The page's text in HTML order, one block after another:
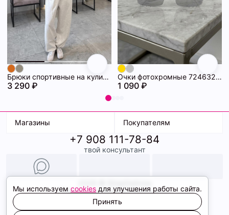
Брюки спортивные на кулиске 72463314\1225
3 290 ₽
Очки фотохромные 72463294\448
1 090 ₽
Магазины
ТК Терминал
ТРК Континент
Покупателям
Доставка
Условия оплаты
Образы
+7 908 111-78-84
твой консультант
Политика конфиденциальности
Соглашение cookie
Сайт создали
Мы используем cookies для улучшения работы сайта.
Принять